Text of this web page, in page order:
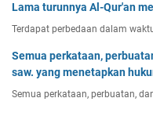
Lama turunnya Al-Qur'an
Terdapat perbedaan dalam
Semua perkataan,
saw. yang menetapkan
Semua perkataan, perbuatan,